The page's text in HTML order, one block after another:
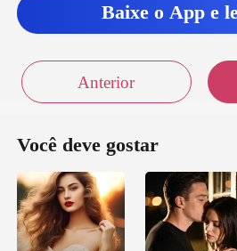
Baixe o App e
Anterior
Você deve gostar